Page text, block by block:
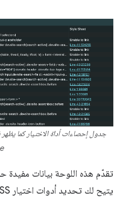
جدول إحصاءات أداة الاختيار كما
تقدّم هذه اللوحة بيانات مفيدة
يتيح لك تحديد أدوات اختيار CSS المكلفة.